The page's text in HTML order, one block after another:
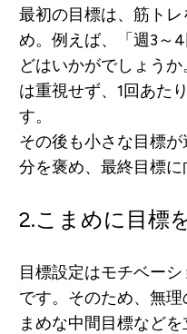
最初の目標は、筋ト
め。例えば、「週3～
どはいかがでしょう
は重視せず、1回あた
す。
その後も小さな目標
分を褒め、最終目標に
2.こまめに目標
目標設定はモチベー
です。そのため、無
まめな中間目標など